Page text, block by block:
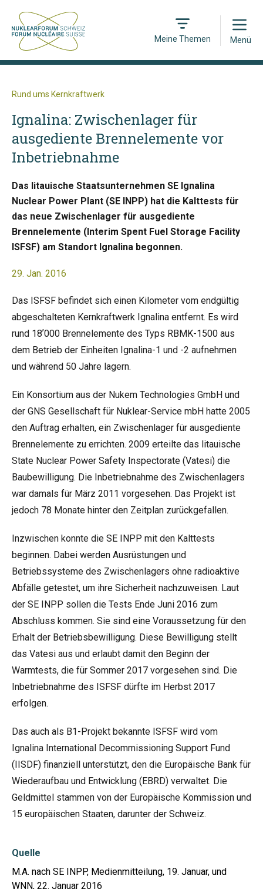
Meine Themen
Open
Menü
Rund ums Kernkraftwerk
Ignalina: Zwischenlager für
ausgediente Brennelemente vor
Inbetriebnahme
Das litauische Staatsunternehmen SE Ignalina
Nuclear Power Plant (SE INPP) hat die Kalttests für
das neue Zwischenlager für ausgediente
Brennelemente (Interim Spent Fuel Storage Facility
ISFSF) am Standort Ignalina begonnen.
29. Jan. 2016
Das ISFSF befindet sich einen Kilometer vom endgültig
abgeschalteten Kernkraftwerk Ignalina entfernt. Es wird
rund 18ʼ000 Brennelemente des Typs RBMK-1500 aus
dem Betrieb der Einheiten Ignalina-1 und -2 aufnehmen
und während 50 Jahre lagern.
Ein Konsortium aus der Nukem Technologies GmbH und
der GNS Gesellschaft für Nuklear-Service mbH hatte 2005
den Auftrag erhalten, ein Zwischenlager für ausgediente
Brennelemente zu errichten. 2009 erteilte das litauische
State Nuclear Power Safety Inspectorate (Vatesi) die
Baubewilligung. Die Inbetriebnahme des Zwischenlagers
war damals für März 2011 vorgesehen. Das Projekt ist
jedoch 78 Monate hinter den Zeitplan zurückgefallen.
Inzwischen konnte die SE INPP mit den Kalttests
beginnen. Dabei werden Ausrüstungen und
Betriebssysteme des Zwischenlagers ohne radioaktive
Abfälle getestet, um ihre Sicherheit nachzuweisen. Laut
der SE INPP sollen die Tests Ende Juni 2016 zum
Abschluss kommen. Sie sind eine Voraussetzung für den
Erhalt der Betriebsbewilligung. Diese Bewilligung stellt
das Vatesi aus und erlaubt damit den Beginn der
Warmtests, die für Sommer 2017 vorgesehen sind. Die
Inbetriebnahme des ISFSF dürfte im Herbst 2017
erfolgen.
Das auch als B1-Projekt bekannte ISFSF wird vom
Ignalina International Decommissioning Support Fund
(IISDF) finanziell unterstützt, den die Europäische Bank für
Wiederaufbau und Entwicklung (EBRD) verwaltet. Die
Geldmittel stammen von der Europäische Kommission und
15 europäischen Staaten, darunter der Schweiz.
Quelle
M.A. nach SE INPP, Medienmitteilung, 19. Januar, und
WNN, 22. Januar 2016